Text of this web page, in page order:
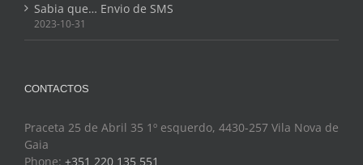
Sabia que… Envio de SMS
2023-10-31
CONTACTOS
Praceta 25 de Abril 35 1º esquerdo, 4430-257 Vila Nova de
Gaia
Phone: +351 220 135 551